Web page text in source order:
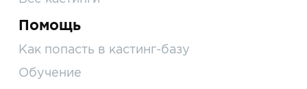
Помощь
Как попасть в кастинг-базу
Обучение